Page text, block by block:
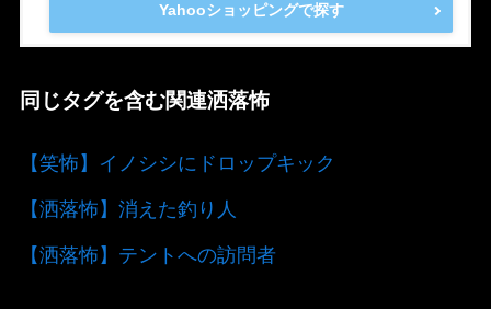
Yahooショッピングで探す
同じタグを含む関連洒落怖
【笑怖】イノシシにドロップキック
【洒落怖】消えた釣り人
【洒落怖】テントへの訪問者